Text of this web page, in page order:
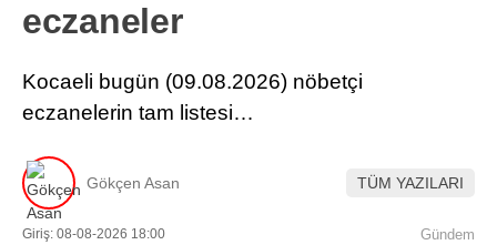
eczaneler
Kocaeli bugün (09.08.2026) nöbetçi
eczanelerin tam listesi…
Gökçen Asan TÜM YAZILARI
Giriş: 08-08-2026 18:00
Gündem